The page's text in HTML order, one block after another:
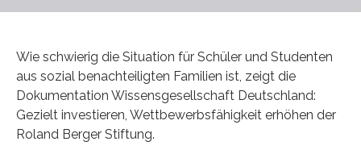
Wie schwierig die Situation für Schüler und Studenten
aus sozial benachteiligten Familien ist, zeigt die
Dokumentation Wissensgesellschaft Deutschland:
Gezielt investieren, Wettbewerbsfähigkeit erhöhen der
Roland Berger Stiftung.